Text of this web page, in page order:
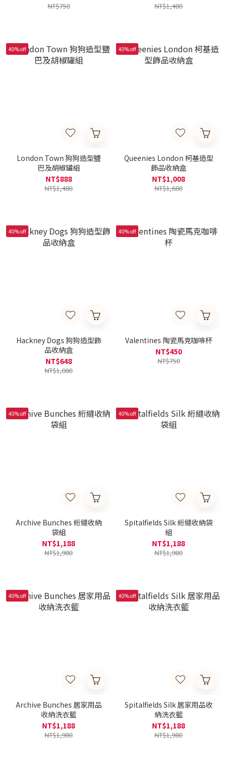
NT$750 NT$1,480
40% off
London Town 狗狗造型鹽
巴及胡椒罐組
NT$888
NT$1,480
40% off
Queenies London 柯基造型
飾品收納盒
NT$1,008
NT$1,680
40% off
Hackney Dogs 狗狗造型飾
品收納盒
NT$648
NT$1,080
40% off
Valentines 陶瓷馬克咖啡杯
NT$450
NT$750
40% off
Archive Bunches 絎縫收納
袋組
NT$1,188
NT$1,980
40% off
Spitalfields Silk 絎縫收納袋
組
NT$1,188
NT$1,980
40% off
Archive Bunches 居家用品
收納洗衣籃
NT$1,188
NT$1,980
40% off
Spitalfields Silk 居家用品收
納洗衣籃
NT$1,188
NT$1,980